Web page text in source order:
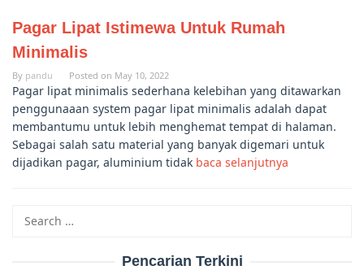
Pagar Lipat Istimewa Untuk Rumah
Minimalis
By pandu Posted on May 10, 2022
Pagar lipat minimalis sederhana kelebihan yang ditawarkan
penggunaaan system pagar lipat minimalis adalah dapat
membantumu untuk lebih menghemat tempat di halaman.
Sebagai salah satu material yang banyak digemari untuk
dijadikan pagar, aluminium tidak baca selanjutnya
for:
Pencarian Terkini